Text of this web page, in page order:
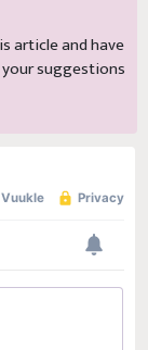
article and have
suggestions